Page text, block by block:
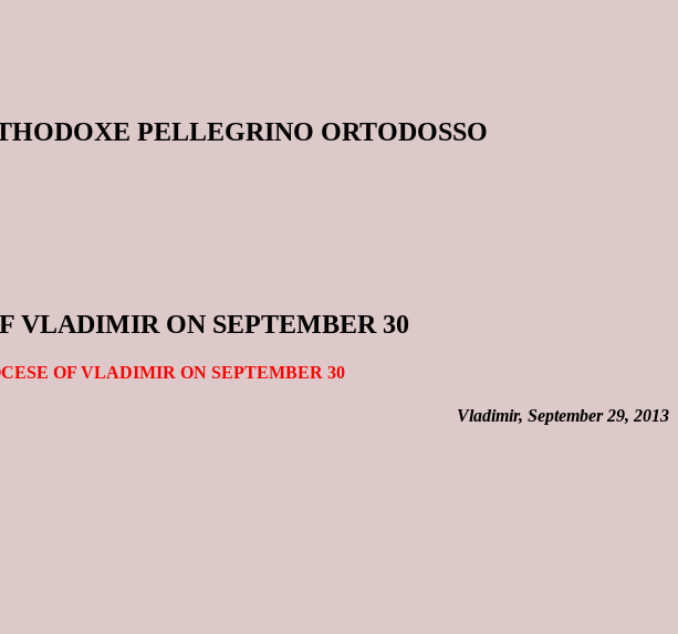
PELLEGRINO ORTODOSSO
VLADIMIR ON SEPTEMBER 30
OF VLADIMIR ON SEPTEMBER 30
Vladimir, September 29, 2013